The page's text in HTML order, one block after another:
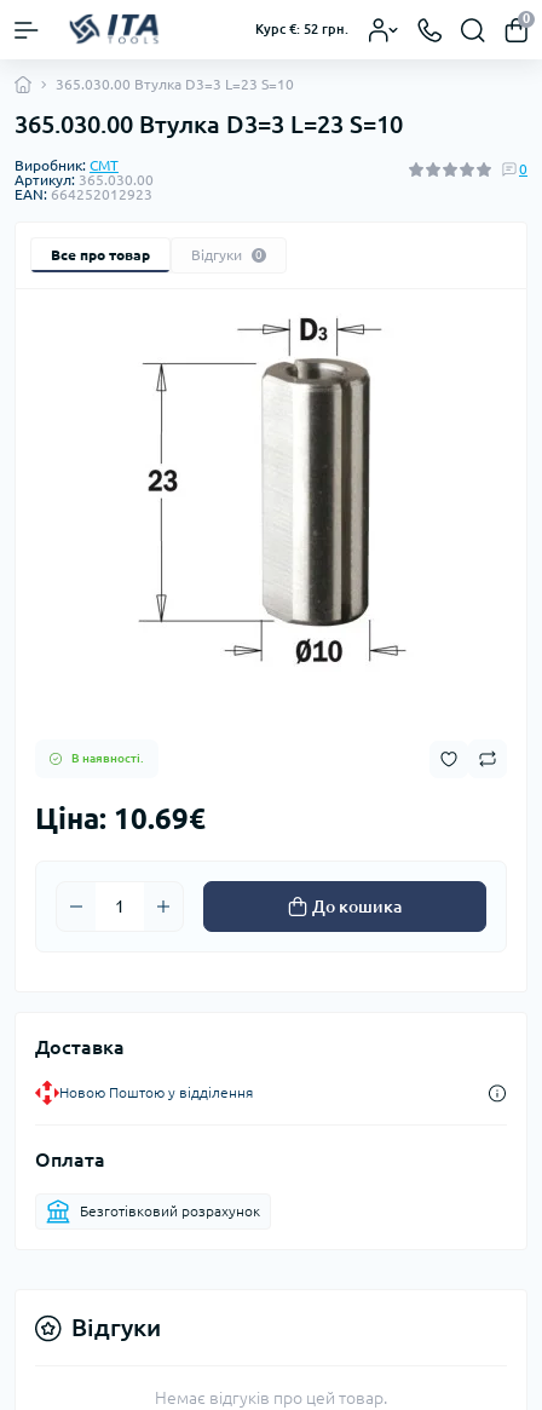
Курс €: 52 грн.
0
365.030.00 Втулка D3=3 L=23 S=10
365.030.00 Втулка D3=3 L=23 S=10
Виробник: CMT
Артикул: 365.030.00
EAN: 664252012923
0
Все про товар Відгуки 0
В наявності.
Ціна: 10.69€
До кошика
Доставка
Новою Поштою у відділення
Оплата
Безготівковий розрахунок
Відгуки
Немає відгуків про цей товар.